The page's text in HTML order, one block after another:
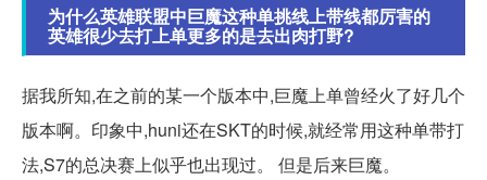
为什么英雄联盟中巨魔这种单挑线上带线都厉害的
英雄很少去打上单更多的是去出肉打野?
据我所知,在之前的某一个版本中,巨魔上单曾经火了好几个
版本啊。印象中,huni还在SKT的时候,就经常用这种单带打
法,S7的总决赛上似乎也出现过。 但是后来巨魔。